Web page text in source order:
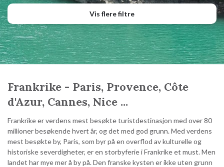
Vis flere filtre
Frankrike - Paris, Provence, Côte
d'Azur, Cannes, Nice ...
Frankrike er verdens mest besøkte turistdestinasjon med over 80
millioner besøkende hvert år, og det med god grunn. Med verdens
mest besøkte by, Paris, som byr på en overflod av kulturelle og
historiske severdigheter, er en storbyferie i Frankrike et must. Men
landet har mye mer å by på. Den franske kysten er ikke uten grunn